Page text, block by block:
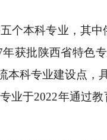
个本科专业，其中
获批陕西省特色
本科专业建设点，
业于2022年通过